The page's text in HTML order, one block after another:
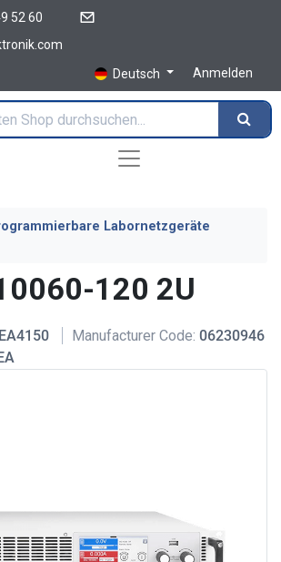
52 60
Deutsch
Anmelden
Labornetzgeräte
120 2U
Manufacturer Code: 06230946
EA